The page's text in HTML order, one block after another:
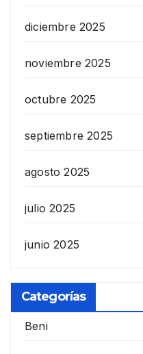
diciembre 2025
noviembre 2025
octubre 2025
septiembre 2025
agosto 2025
julio 2025
junio 2025
Categorías
Beni